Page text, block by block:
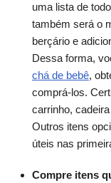
uma lista de
também será o
berçário e
Dessa forma,
chá de bebê,
comprá-los.
carrinho,
Outros itens
úteis nas
Compre itens